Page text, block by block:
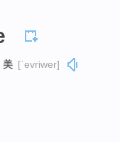
美 [ˈevriwer]